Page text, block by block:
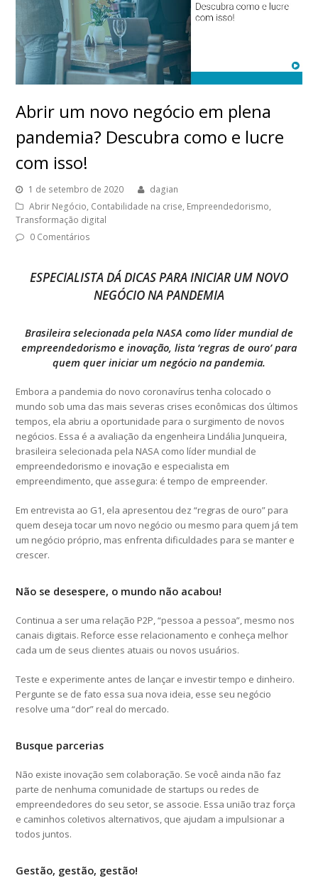
Abrir um novo negócio em plena
pandemia? Descubra como e lucre
com isso!
1 de setembro de 2020
dagian
Abrir Negócio, Contabilidade na crise, Empreendedorismo,
Transformação digital
0 Comentários
ESPECIALISTA DÁ DICAS PARA INICIAR UM NOVO
NEGÓCIO NA PANDEMIA
Brasileira selecionada pela NASA como líder mundial de
empreendedorismo e inovação, lista ‘regras de ouro’ para
quem quer iniciar um negócio na pandemia.
Embora a pandemia do novo coronavírus tenha colocado o
mundo sob uma das mais severas crises econômicas dos últimos
tempos, ela abriu a oportunidade para o surgimento de novos
negócios. Essa é a avaliação da engenheira Lindália Junqueira,
brasileira selecionada pela NASA como líder mundial de
empreendedorismo e inovação e especialista em
empreendimento, que assegura: é tempo de empreender.
Em entrevista ao G1, ela apresentou dez “regras de ouro” para
quem deseja tocar um novo negócio ou mesmo para quem já tem
um negócio próprio, mas enfrenta dificuldades para se manter e
crescer.
Não se desespere, o mundo não acabou!
Continua a ser uma relação P2P, “pessoa a pessoa”, mesmo nos
canais digitais. Reforce esse relacionamento e conheça melhor
cada um de seus clientes atuais ou novos usuários.
Teste e experimente antes de lançar e investir tempo e dinheiro.
Pergunte se de fato essa sua nova ideia, esse seu negócio
resolve uma “dor” real do mercado.
Busque parcerias
Não existe inovação sem colaboração. Se você ainda não faz
parte de nenhuma comunidade de startups ou redes de
empreendedores do seu setor, se associe. Essa união traz força
e caminhos coletivos alternativos, que ajudam a impulsionar a
todos juntos.
Gestão, gestão, gestão!